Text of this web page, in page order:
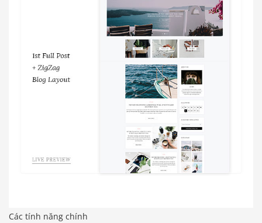
Các tính năng chính